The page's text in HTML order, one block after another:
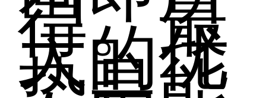
得。最
大的优